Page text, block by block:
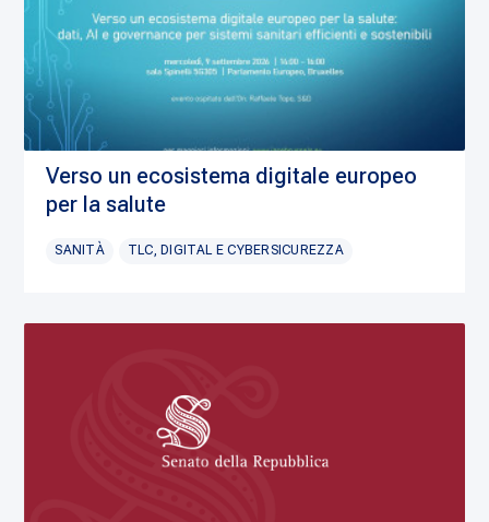
Verso un ecosistema digitale europeo
per la salute
SANITÀ TLC, DIGITAL E CYBERSICUREZZA